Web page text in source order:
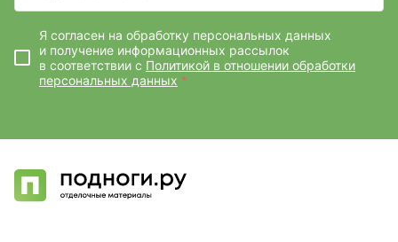
Я согласен на обработку персональных данных
и получение информационных рассылок
в соответствии с Политикой в отношении обработки
персональных данных *